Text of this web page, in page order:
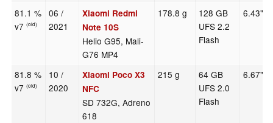
81.1 %
v7(old)
06 /
2021
Xiaomi Redmi
Note 10S
Helio G95, Mali-
G76 MP4
178.8 g
128 GB
UFS 2.2
Flash
6.43"
81.8 %
v7(old)
10 /
2020
Xiaomi Poco X3
NFC
SD 732G, Adreno
618
215 g
64 GB
UFS 2.0
Flash
6.67"